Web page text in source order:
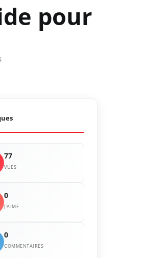
pour
77
VUES
0
J'AIME
0
COMMENTAIRES